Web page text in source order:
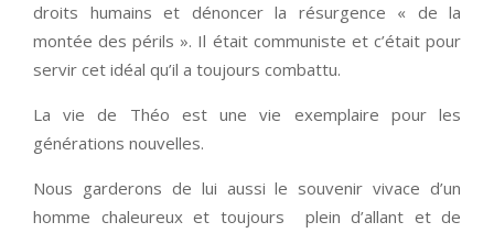
droits humains et dénoncer la résurgence « de la
montée des périls ». Il était communiste et c’était pour
servir cet idéal qu’il a toujours combattu.
La vie de Théo est une vie exemplaire pour les
générations nouvelles.
Nous garderons de lui aussi le souvenir vivace d’un
homme chaleureux et toujours plein d’allant et de